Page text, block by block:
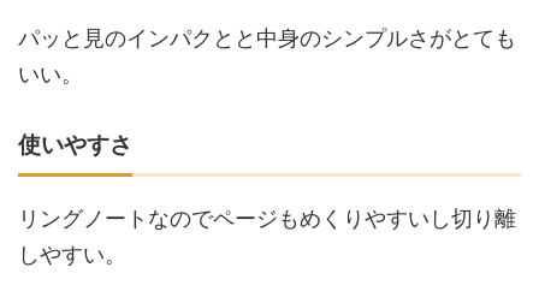
パッと見のインパクとと中身のシンプルさがとても
いい。
使いやすさ
リングノートなのでページもめくりやすいし切り離
しやすい。